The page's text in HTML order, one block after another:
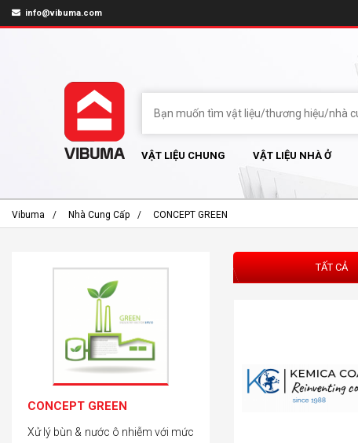
info@vibuma.com
VẬT LIỆU CHUNG VẬT LIỆU NHÀ Ở
Vibuma Nhà Cung Cấp CONCEPT GREEN
TẤT CẢ
CONCEPT GREEN
Xử lý bùn & nước ô nhiễm với mức